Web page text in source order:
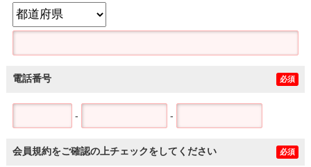
電話番号 必須
- -
会員規約をご確認の上チェックをしてください 必須